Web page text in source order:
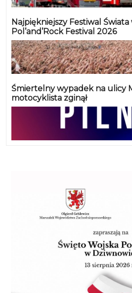
Najpiękniejszy Festiwal
Pol’and’Rock Festival 2026
Śmiertelny wypadek na ulicy
motocyklista zginął